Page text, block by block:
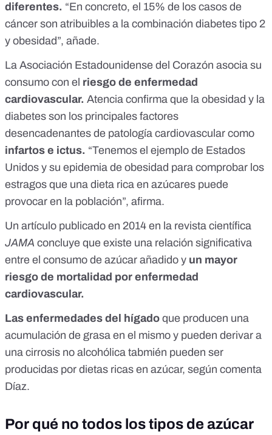
diferentes. “En concreto, el 15% de los casos de
cáncer son atribuibles a la combinación diabetes tipo 2
y obesidad”, añade.
La Asociación Estadounidense del Corazón ​ asocia su
consumo con el riesgo de enfermedad
cardiovascular. Atencia confirma que la obesidad y la
diabetes son los principales factores
desencadenantes de patología cardiovascular como
infartos e ictus. “Tenemos el ejemplo de Estados
Unidos y su epidemia de obesidad para comprobar los
estragos que una dieta rica en azúcares puede
provocar en la población”, afirma.
Un artículo publicado en 2014 en la revista científica
JAMA concluye que existe una relación significativa
entre el consumo de azúcar añadido y un mayor
riesgo de mortalidad por enfermedad
cardiovascular.
Las enfermedades del hígado que producen una
acumulación de grasa en el mismo y pueden derivar a
una cirrosis no alcohólica tabmién pueden ser
producidas por dietas ricas en azúcar, según comenta
Díaz.
Por qué no todos los tipos de azúcar